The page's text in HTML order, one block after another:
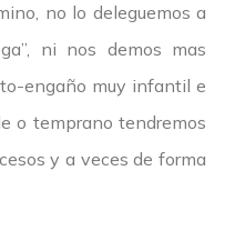
no lo deleguemos a
ni nos demos mas
engaño muy infantil e
o temprano tendremos
y a veces de forma